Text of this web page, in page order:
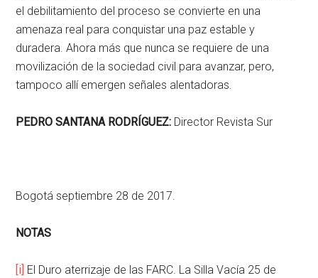
el debilitamiento del proceso se convierte en una
amenaza real para conquistar una paz estable y
duradera. Ahora más que nunca se requiere de una
movilización de la sociedad civil para avanzar, pero,
tampoco allí emergen señales alentadoras.
PEDRO SANTANA RODRÍGUEZ: Director Revista Sur
Bogotá septiembre 28 de 2017.
NOTAS
[i] El Duro aterrizaje de las FARC. La Silla Vacía 25 de